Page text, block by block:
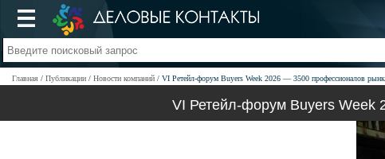
Главная Публикации Новости компаний VI Ретейл-форум Buyers Week 2026 — 3500 профессионалов
VI Ретейл-форум Buyers Week